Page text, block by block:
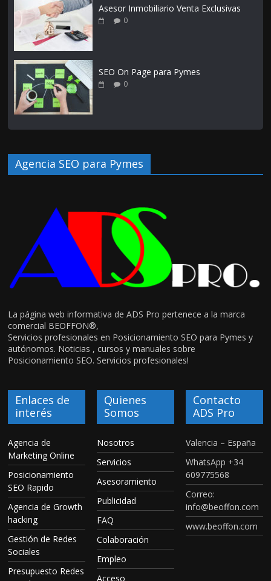
Asesor Inmobiliario Venta Exclusivas
0
SEO On Page para Pymes
0
Agencia SEO para Pymes
La página web informativa de ADS Pro pertenece a la marca
comercial BEOFFON®,
Servicios profesionales en Posicionamiento SEO para Pymes y
autónomos. Noticias , cursos y manuales sobre
Posicionamiento SEO. Servicios profesionales!
Enlaces de
interés
Agencia de
Marketing Online
Posicionamiento
SEO Rapido
Agencia de Growth
hacking
Gestión de Redes
Sociales
Presupuesto Redes
Quienes
Somos
Nosotros
Servicios
Asesoramiento
Publicidad
FAQ
Colaboración
Empleo
Acceso
Contacto
ADS Pro
Valencia – España
WhatsApp +34
609775568
Correo:
info@beoffon.com
www.beoffon.com